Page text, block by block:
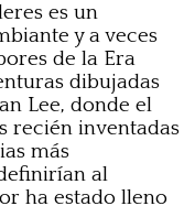
es un
y a veces
de la Era
dibujadas
Lee, donde el
recién inventadas
más
al
ha estado lleno